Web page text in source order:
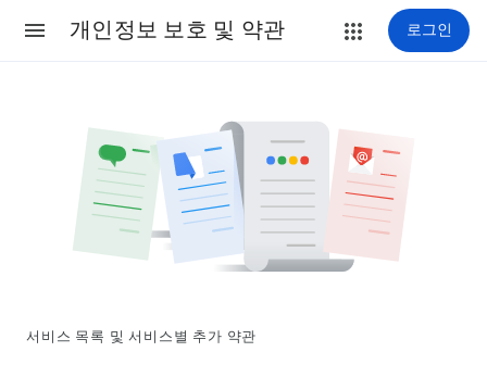
개인정보 보호 및 약관 로그인
서비스 목록 및 서비스별 추가 약관